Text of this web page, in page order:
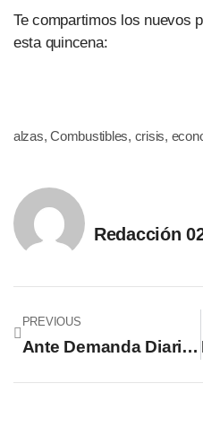
Te compartimos los nuevos
esta quincena:
alzas,Combustibles, crisis,
Redacción
PREVIOUS
Ante Demanda Diario De Hoy Acepta Que Publicó Noticia Con Información Falsa